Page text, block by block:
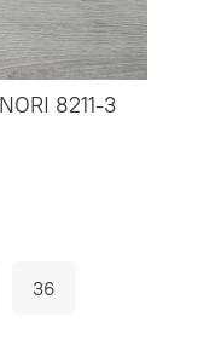
8211-3
36